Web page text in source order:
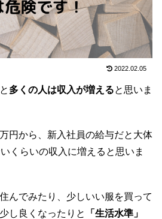
2022.02.05
多くの人は収入が増えると思いま
円から、新入社員の給与だと大体
くらいの収入に増えると思いま
んでみたり、少しいい服を買って
し良くなったりと
「生活水準」